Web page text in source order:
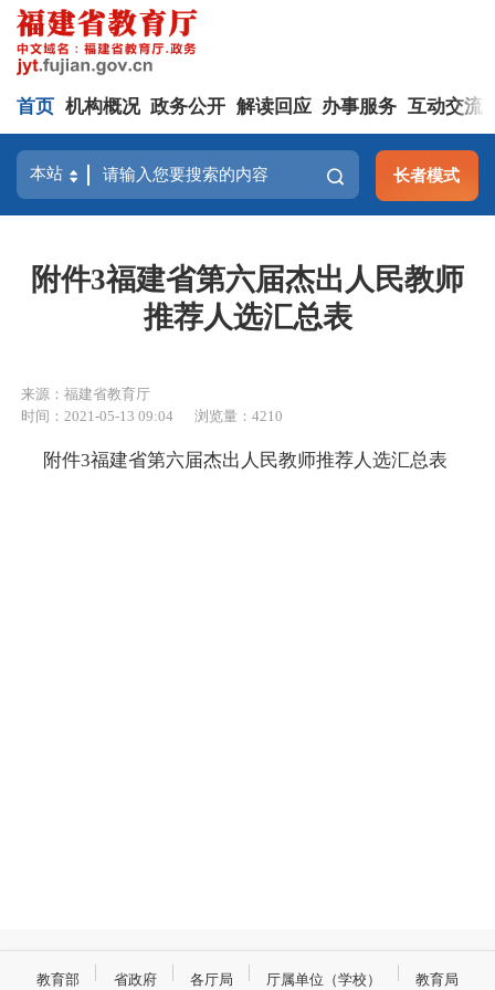
首页 机构概况 政务公开 解读回应 办事服务 互动交流
长者模式
附件3福建省第六届杰出人民教师
推荐人选汇总表
来源：福建省教育厅
时间：2021-05-13 09:04
浏览量：4210
附件3福建省第六届杰出人民教师推荐人选汇总表
教育部 省政府 各厅局 厅属单位（学校） 教育局